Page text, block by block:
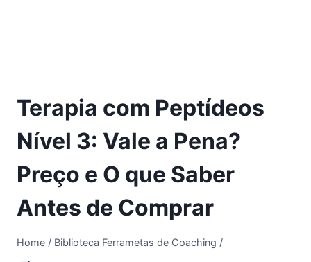
Terapia com Peptídeos
Nível 3: Vale a Pena?
Preço e O que Saber
Antes de Comprar
Home / Biblioteca Ferrametas de Coaching /